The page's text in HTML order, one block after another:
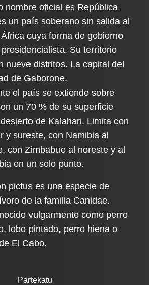
nombre oficial es República
un país soberano sin salida al
cuya forma de gobierno
Su territorio
nueve distritos. La capital del
de Gaborone.
el país se extiende sobre
un 70 % de su superficie
de Kalahari. Limita con
y sureste, con Namibia al
con Zimbabue al noreste y al
en un solo punto.
pictus es una especie de
de la familia Canidae.
vulgarmente como perro
lobo pintado, perro hiena o
El Cabo.
Partekatu